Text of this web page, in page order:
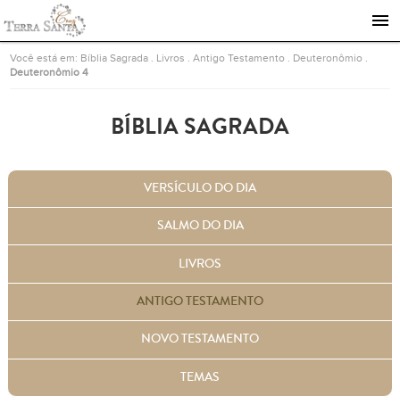
Ir para a página inicial
Você está em: Bíblia Sagrada Livros .Antigo Testamento Deuteronômio
Deuteronômio 4
BÍBLIA SAGRADA
VERSÍCULO DO DIA
SALMO DO DIA
LIVROS
ANTIGO TESTAMENTO
NOVO TESTAMENTO
TEMAS